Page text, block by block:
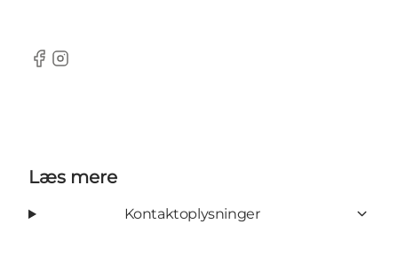
Facebook
Instagram
Læs mere
Kontaktoplysninger